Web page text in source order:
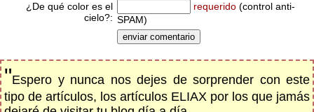
¿De qué color es el
cielo?:
requerido (control anti-
SPAM)
"Espero y nunca nos dejes de sorprender con este
tipo de artículos, los artículos ELIAX por los que jamás